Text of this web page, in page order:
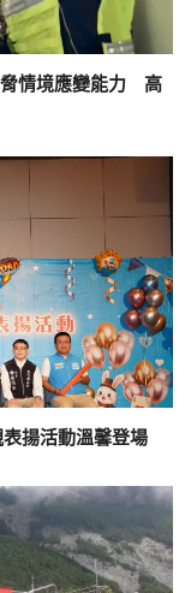
脅情境應變能力 高
揚活動溫馨登場